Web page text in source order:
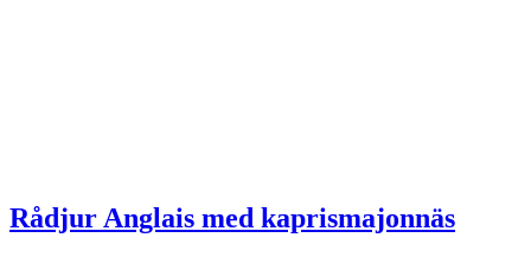
Rådjur Anglais med kaprismajonnäs